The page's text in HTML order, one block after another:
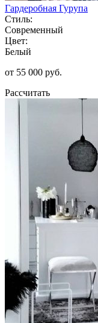
Гардеробная Гурупа
Стиль:
Современный
Цвет:
Белый
от 55 000 руб.
Рассчитать